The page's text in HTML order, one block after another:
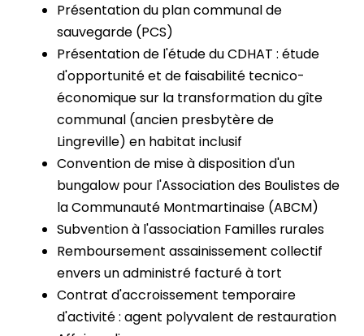
Présentation du plan communal de
sauvegarde (PCS)
Présentation de l'étude du CDHAT : étude
d'opportunité et de faisabilité tecnico-
économique sur la transformation du gîte
communal (ancien presbytère de
Lingreville) en habitat inclusif
Convention de mise à disposition d'un
bungalow pour l'Association des Boulistes de
la Communauté Montmartinaise (ABCM)
Subvention à l'association Familles rurales
Remboursement assainissement collectif
envers un administré facturé à tort
Contrat d'accroissement temporaire
d'activité : agent polyvalent de restauration